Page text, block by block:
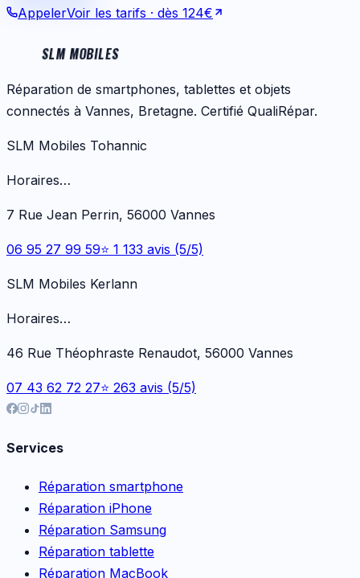
AppelerVoir les tarifs · dès 124€
SLM MOBILES
Réparation de smartphones, tablettes et objets
connectés à Vannes, Bretagne. Certifié QualiRépar.
SLM Mobiles Tohannic
Horaires…
7 Rue Jean Perrin, 56000 Vannes
06 95 27 99 59⭐ 1 133 avis (5/5)
SLM Mobiles Kerlann
Horaires…
46 Rue Théophraste Renaudot, 56000 Vannes
07 43 62 72 27⭐ 263 avis (5/5)
Services
Réparation smartphone
Réparation iPhone
Réparation Samsung
Réparation tablette
Réparation MacBook